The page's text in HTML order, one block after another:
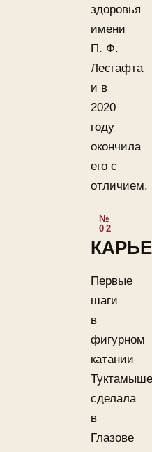
здоровья
имени
П. Ф.
Лесгафта
и в
2020
году
окончила
его с
отличием.
Первые
шаги
в
фигурном
катании
сделала
в
Глазове